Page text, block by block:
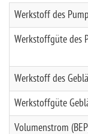
Werkstoff des
Werkstoffgüte des
Werkstoff des
Werkstoffgüte
Volumenstrom